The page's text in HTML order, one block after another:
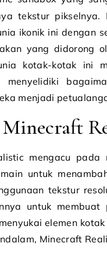
tekstur pikselnya.
ikonik ini dengan
yang didorong
kotak-kotak ini
menyelidiki
menjadi
mengacu
untuk
tekstur
untuk
elemen
Minecraft